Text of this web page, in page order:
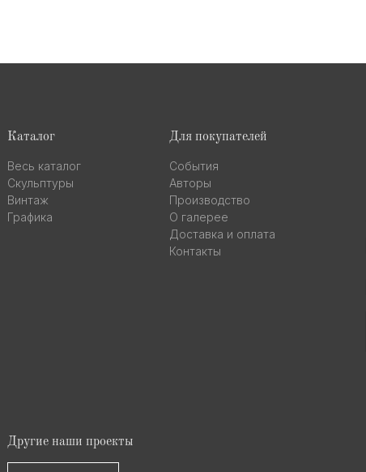
Каталог Для покупателей
Весь каталог
Скульптуры
Винтаж
Графика
События
Авторы
Производство
О галерее
Доставка и оплата
Контакты
Другие наши проекты